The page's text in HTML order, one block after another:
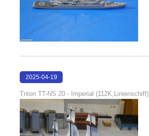
2025-04-19
Triton TT-NS 20 - Imperial (112K,Linienschiff)